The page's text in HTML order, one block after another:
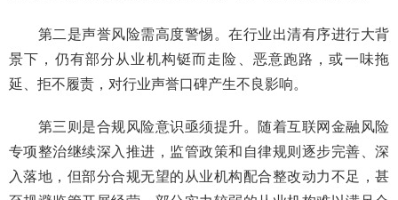
第二是声誉风险需高度警惕。在行业出清有序进行大背
景下，仍有部分从业机构铤而走险、恶意跑路，或一味拖
延、拒不履责，对行业声誉口碑产生不良影响。
第三则是合规风险意识亟须提升。随着互联网金融风险
专项整治继续深入推进，监管政策和自律规则逐步完善、深
入落地，但部分合规无望的从业机构配合整改动力不足，甚